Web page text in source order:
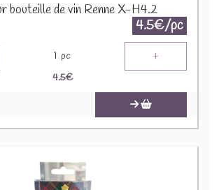
bouteille de vin Renne X-H4.2
4.5€/pc
1 pc +
4.5€